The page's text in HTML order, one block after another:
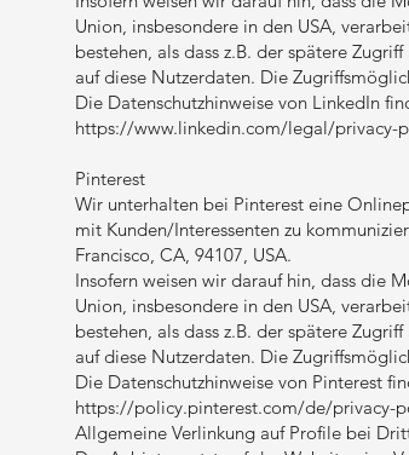
Union, insbesondere in den USA,
bestehen, als dass z.B. der spätere
auf diese Nutzerdaten. Die
Die Datenschutzhinweise von LinkedIn
https://www.linkedin.com/legal/privacy-
Pinterest
Wir unterhalten bei Pinterest eine
mit Kunden/Interessenten zu
Francisco, CA, 94107, USA.
Insofern weisen wir darauf hin, dass die
Union, insbesondere in den USA,
bestehen, als dass z.B. der spätere
auf diese Nutzerdaten. Die
Die Datenschutzhinweise von Pinterest
https://policy.pinterest.com/de/privacy-
Allgemeine Verlinkung auf Profile bei